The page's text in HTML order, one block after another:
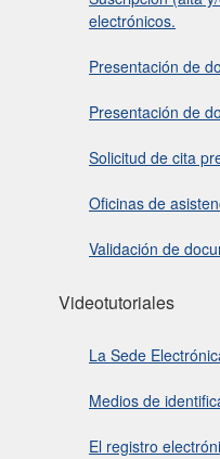
electrónicos.
Presentación de
Presentación de
Solicitud de cita
Oficinas de
Validación de
Videotutoriales
La Sede
Medios de
El registro